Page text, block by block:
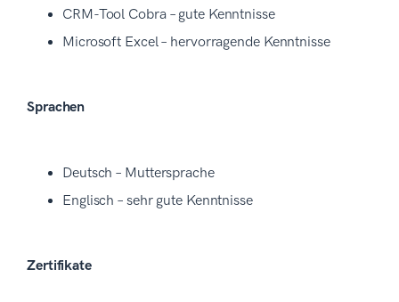
CRM-Tool Cobra – gute Kenntnisse
Microsoft Excel – hervorragende Kenntnisse
Sprachen
Deutsch – Muttersprache
Englisch – sehr gute Kenntnisse
Zertifikate